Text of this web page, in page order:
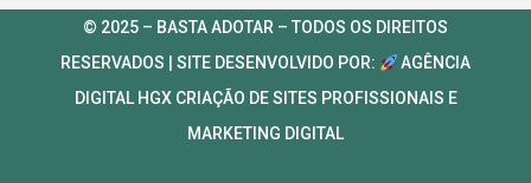
© 2025 – BASTA ADOTAR – TODOS OS DIREITOS
RESERVADOS | SITE DESENVOLVIDO POR:
AGÊNCIA
DIGITAL HGX CRIAÇÃO DE SITES PROFISSIONAIS E
MARKETING DIGITAL